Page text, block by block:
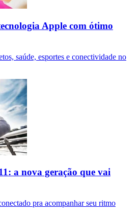
Apple com ótimo
saúde, esportes e conectividade no
a nova geração que vai
pra acompanhar seu ritmo